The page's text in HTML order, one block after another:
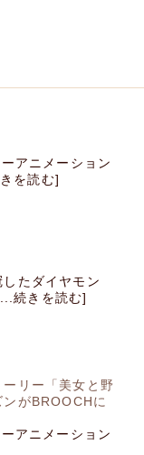
アニメーション
を読む]
たダイヤモン
続きを読む]
リー「美女と野
がBROOCHに
アニメーション